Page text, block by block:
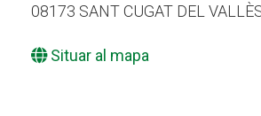
08173 SANT CUGAT DEL
Situar al mapa